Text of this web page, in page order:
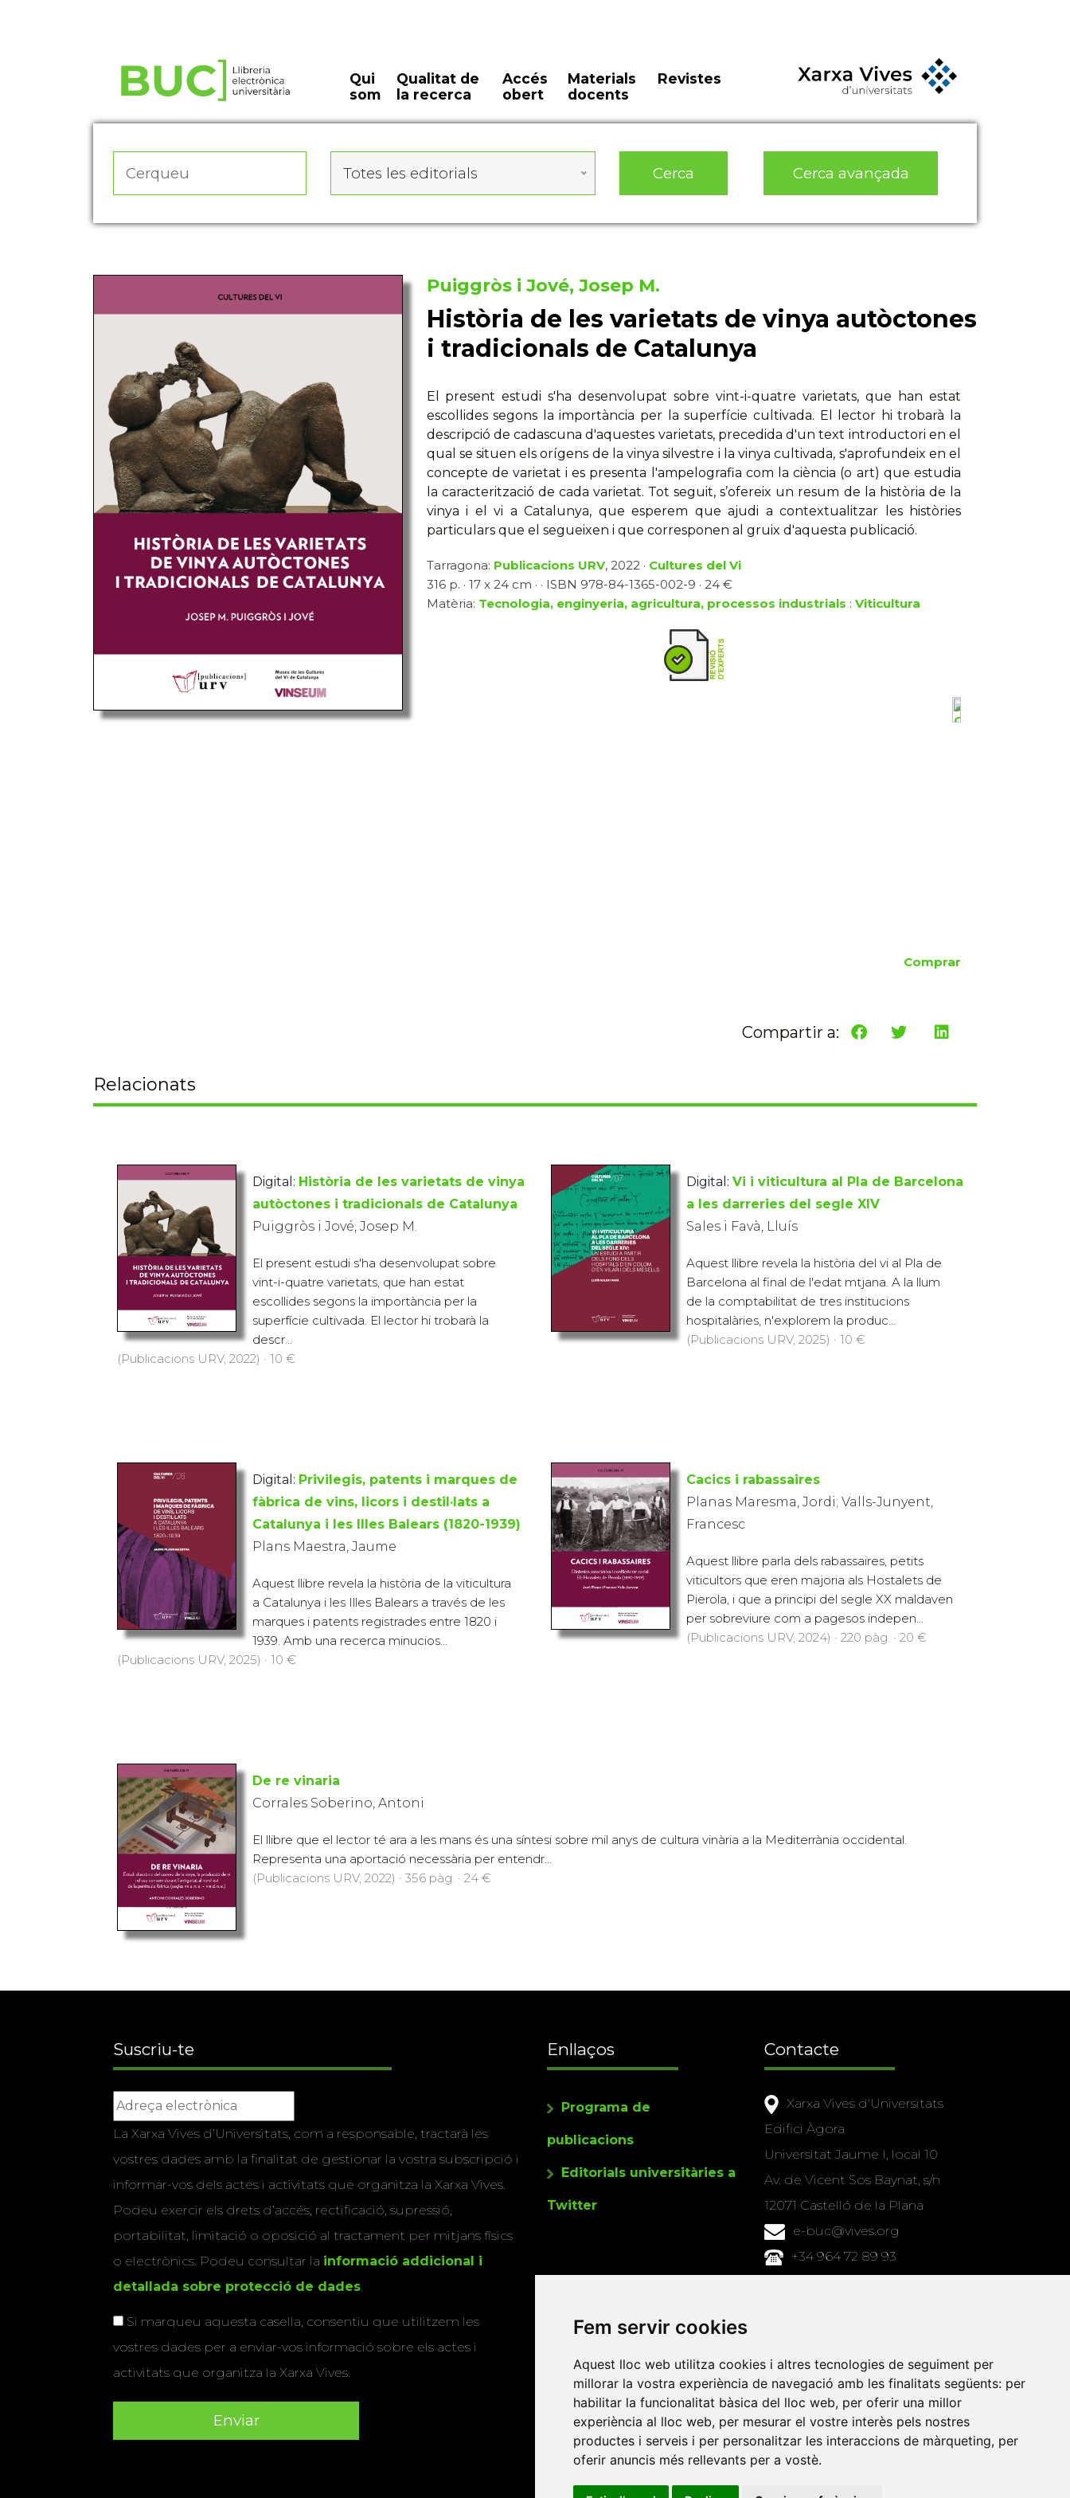
Fem servir cookies
Aquest lloc web utilitza cookies i altres tecnologies de seguiment per
millorar la vostra experiència de navegació amb les finalitats següents: per
habilitar la funcionalitat bàsica del lloc web, per oferir una millor
experiència al lloc web, per mesurar el vostre interès pels nostres
productes i serveis i per personalitzar les interaccions de màrqueting, per
oferir anuncis més rellevants per a vostè.
Qui
som
Qualitat de
la recerca
Accés
obert
Materials
docents
Revistes
Totes les editorials Cerca Cerca avançada
Puiggròs i Jové, Josep M.
Història de les varietats de vinya autòctones
i tradicionals de Catalunya
El present estudi s'ha desenvolupat sobre vint-i-quatre varietats, que han estat
escollides segons la importància per la superfície cultivada. El lector hi trobarà la
descripció de cadascuna d'aquestes varietats, precedida d'un text introductori en el
qual se situen els orígens de la vinya silvestre i la vinya cultivada, s'aprofundeix en el
concepte de varietat i es presenta l'ampelografia com la ciència (o art) que estudia
la caracterització de cada varietat. Tot seguit, s’ofereix un resum de la història de la
vinya i el vi a Catalunya, que esperem que ajudi a contextualitzar les històries
particulars que el segueixen i que corresponen al gruix d'aquesta publicació.
Tarragona: Publicacions URV, 2022 · Cultures del Vi
316 p. · 17 x 24 cm · · ISBN 978-84-1365-002-9 · 24 €
Matèria: Tecnologia, enginyeria, agricultura, processos industrials : Viticultura
Comprar
Compartir a:
Relacionats
Digital: Història de les varietats de vinya
autòctones i tradicionals de Catalunya
Puiggròs i Jové, Josep M.
El present estudi s'ha desenvolupat sobre
vint-i-quatre varietats, que han estat
escollides segons la importància per la
superfície cultivada. El lector hi trobarà la
descr...
(Publicacions URV, 2022) · 10 €
Digital: Vi i viticultura al Pla de Barcelona
a les darreries del segle XIV
Sales i Favà, Lluís
Aquest llibre revela la història del vi al Pla de
Barcelona al final de l'edat mtjana. A la llum
de la comptabilitat de tres institucions
hospitalàries, n'explorem la produc...
(Publicacions URV, 2025) · 10 €
Digital: Privilegis, patents i marques de
fàbrica de vins, licors i destil·lats a
Catalunya i les Illes Balears (1820-1939)
Plans Maestra, Jaume
Aquest llibre revela la història de la viticultura
a Catalunya i les Illes Balears a través de les
marques i patents registrades entre 1820 i
1939. Amb una recerca minucios...
(Publicacions URV, 2025) · 10 €
Cacics i rabassaires
Planas Maresma, Jordi; Valls-Junyent,
Francesc
Aquest llibre parla dels rabassaires, petits
viticultors que eren majoria als Hostalets de
Pierola, i que a principi del segle XX maldaven
per sobreviure com a pagesos indepen...
(Publicacions URV, 2024) · 220 pàg. · 20 €
De re vinaria
Corrales Soberino, Antoni
El llibre que el lector té ara a les mans és una síntesi sobre mil anys de cultura vinària a la Mediterrània occidental.
Representa una aportació necessària per entendr...
(Publicacions URV, 2022) · 356 pàg. · 24 €
Suscriu-te
La Xarxa Vives d’Universitats, com a responsable, tractarà les
vostres dades amb la finalitat de gestionar la vostra subscripció i
informar-vos dels actes i activitats que organitza la Xarxa Vives.
Podeu exercir els drets d’accés, rectificació, supressió,
portabilitat, limitació o oposició al tractament per mitjans físics
o electrònics. Podeu consultar la informació addicional i
detallada sobre protecció de dades.
Si marqueu aquesta casella, consentiu que utilitzem les
vostres dades per a enviar-vos informació sobre els actes i
activitats que organitza la Xarxa Vives.
Enllaços
Programa de
publicacions
Editorials universitàries a
Twitter
Contacte
Xarxa Vives d'Universitats
Edifici Àgora
Universitat Jaume I, local 10
Av. de Vicent Sos Baynat, s/n
12071 Castelló de la Plana
e-buc@vives.org
+34 964 72 89 93